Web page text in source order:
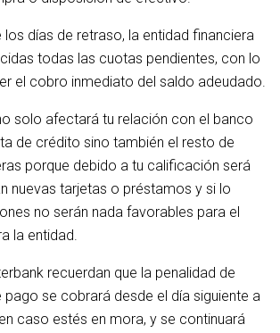
los días de retraso, la entidad financiera
todas las cuotas pendientes, con lo
el cobro inmediato del saldo adeudado.
solo afectará tu relación con el banco
de crédito sino también el resto de
porque debido a tu calificación será
nuevas tarjetas o préstamos y si lo
no serán nada favorables para el
la entidad.
recuerdan que la penalidad de
pago se cobrará desde el día siguiente a
caso estés en mora, y se continuará